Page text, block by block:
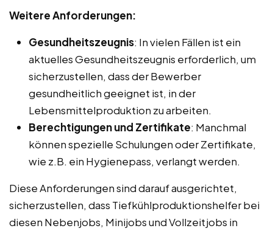
Weitere Anforderungen:
Gesundheitszeugnis: In vielen Fällen ist ein
aktuelles Gesundheitszeugnis erforderlich, um
sicherzustellen, dass der Bewerber
gesundheitlich geeignet ist, in der
Lebensmittelproduktion zu arbeiten.
Berechtigungen und Zertifikate: Manchmal
können spezielle Schulungen oder Zertifikate,
wie z.B. ein Hygienepass, verlangt werden.
Diese Anforderungen sind darauf ausgerichtet,
sicherzustellen, dass Tiefkühlproduktionshelfer bei
diesen Nebenjobs, Minijobs und Vollzeitjobs in